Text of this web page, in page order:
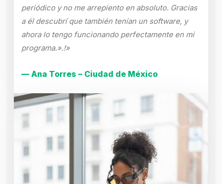
periódico y no me arrepiento en absoluto. Gracias
a él descubrí que también tenían un software, y
ahora lo tengo funcionando perfectamente en mi
programa.».!»
— Ana Torres – Ciudad de México